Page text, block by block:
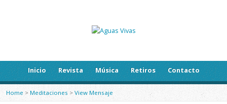
Inicio Revista Música Retiros Contacto
Home > Meditaciones> View Mensaje